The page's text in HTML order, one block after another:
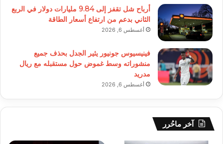
أرباح شل تقفز إلى 9.84 مليارات دولار في الربع
الثاني بدعم من ارتفاع أسعار الطاقة
أغسطس 6, 2026
فينيسيوس جونيور يثير الجدل بحذف جميع
منشوراته وسط غموض حول مستقبله مع ريال
مدريد
أغسطس 6, 2026
آخر ماحُرر